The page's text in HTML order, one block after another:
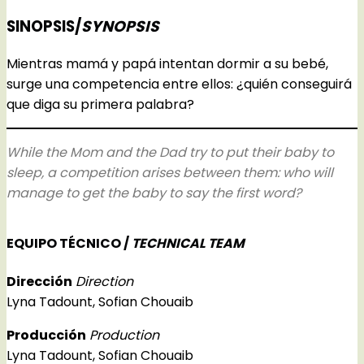
SINOPSIS/SYNOPSIS
Mientras mamá y papá intentan dormir a su bebé,
surge una competencia entre ellos: ¿quién conseguirá
que diga su primera palabra?
While the Mom and the Dad try to put their baby to
sleep, a competition arises between them: who will
manage to get the baby to say the first word?
EQUIPO TÉCNICO / TECHNICAL TEAM
Dirección Direction
Lyna Tadount, Sofian Chouaib
Producción Production
Lyna Tadount, Sofian Chouaib